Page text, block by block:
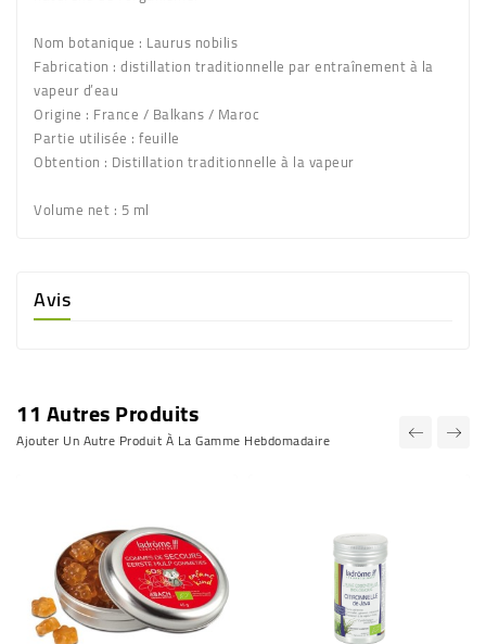
Nom botanique : Laurus nobilis
Fabrication : distillation traditionnelle par entraînement à la
vapeur d’eau
Origine : France / Balkans / Maroc
Partie utilisée : feuille
Obtention : Distillation traditionnelle à la vapeur
Volume net : 5 ml
Avis
11 Autres Produits
Ajouter Un Autre Produit À La Gamme Hebdomadaire